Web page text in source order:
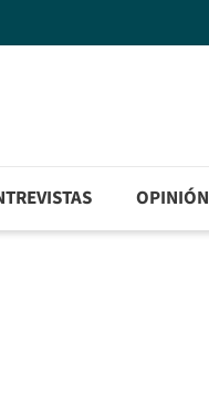
OPINIÓN